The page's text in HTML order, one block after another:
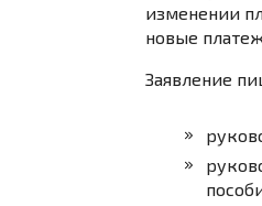
изменении
новые
Заявление